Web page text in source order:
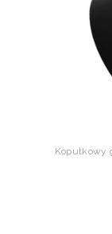
Kopułkowy